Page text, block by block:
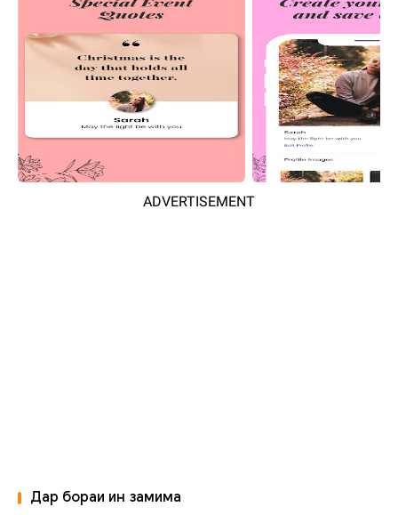
ADVERTISEMENT
Дар бораи ин замима